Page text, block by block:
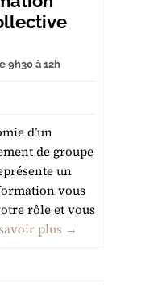
9h30 à 12h
d’un
de groupe
un
vous
rôle et vous
plus →